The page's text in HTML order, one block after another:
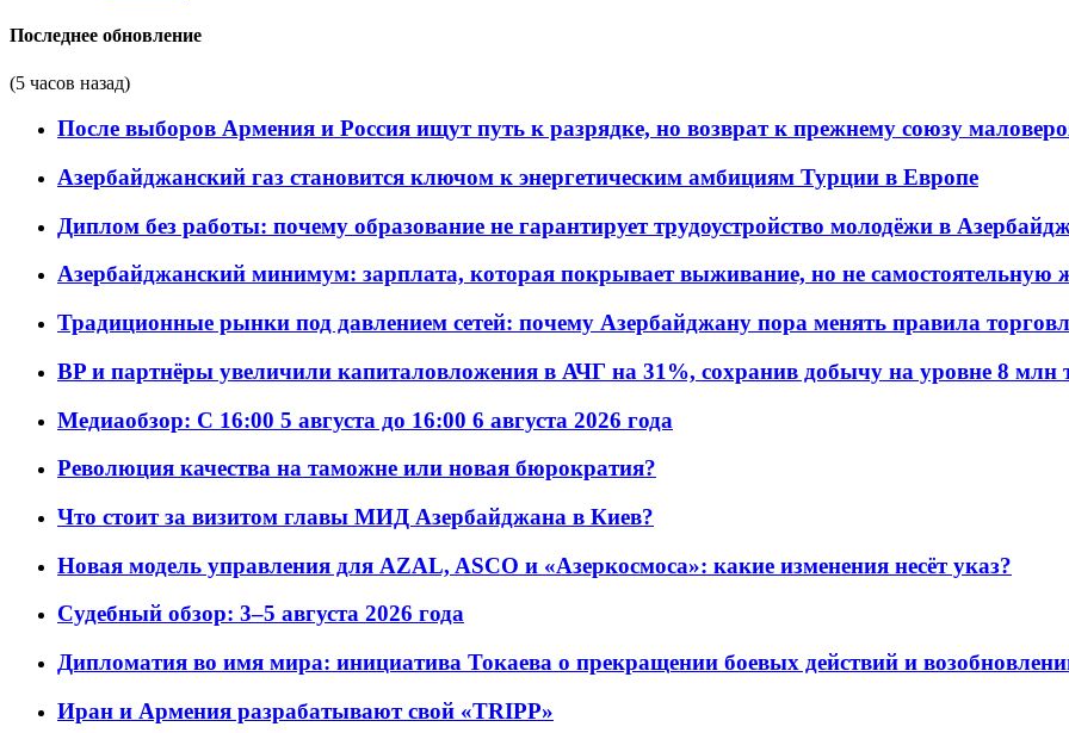
Последнее обновление
(5 часов назад)
После выборов Армения и Россия ищут путь к разрядке, но возврат к прежнему союзу
Азербайджанский газ становится ключом к энергетическим амбициям Турции в Европе
Диплом без работы: почему образование не гарантирует трудоустройство молодёжи в
Азербайджанский минимум: зарплата, которая покрывает выживание, но не самостоятельную
Традиционные рынки под давлением сетей: почему Азербайджану пора менять правила
BP и партнёры увеличили капиталовложения в АЧГ на 31%, сохранив добычу на уровне 8 млн
Медиаобзор: С 16:00 5 августа до 16:00 6 августа 2026 года
Революция качества на таможне или новая бюрократия?
Что стоит за визитом главы МИД Азербайджана в Киев?
Новая модель управления для AZAL, ASCO и «Азеркосмоса»: какие изменения несёт указ?
Судебный обзор: 3–5 августа 2026 года
Дипломатия во имя мира: инициатива Токаева о прекращении боевых действий и
Иран и Армения разрабатывают свой «TRIPP»